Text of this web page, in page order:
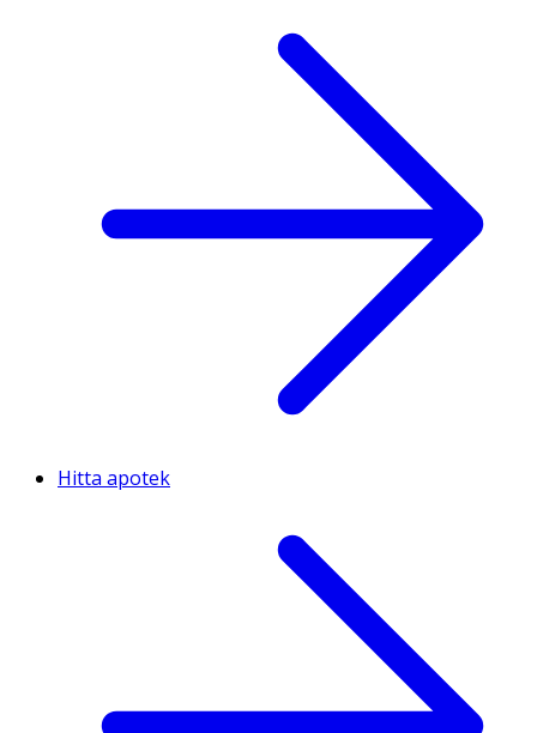
Hitta apotek